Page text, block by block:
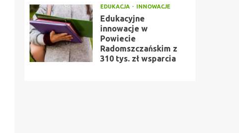
EDUKACJA INNOWACJE
Edukacyjne
innowacje w
Powiecie
Radomszczańskim z
310 tys. zł wsparcia